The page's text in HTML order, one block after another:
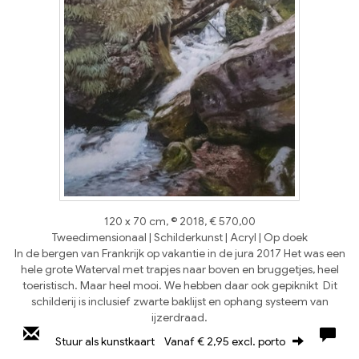
120 x 70 cm, © 2018, € 570,00
Tweedimensionaal | Schilderkunst | Acryl | Op doek
In de bergen van Frankrijk op vakantie in de jura 2017 Het was een
hele grote Waterval met trapjes naar boven en bruggetjes, heel
toeristisch. Maar heel mooi. We hebben daar ook gepiknikt Dit
schilderij is inclusief zwarte baklijst en ophang systeem van
ijzerdraad.
Stuur als kunstkaart Vanaf € 2,95 excl. porto